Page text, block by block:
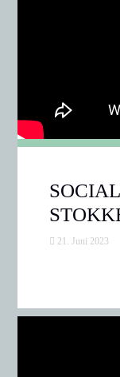
21. Juni 2023